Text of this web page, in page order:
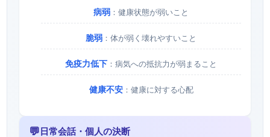
病弱 ：健康状態が弱いこと
脆弱 ：体が弱く壊れやすいこと
免疫力低下 ：病気への抵抗力が弱まること
健康不安：健康に対する心配
💬日常会話・個人の決断